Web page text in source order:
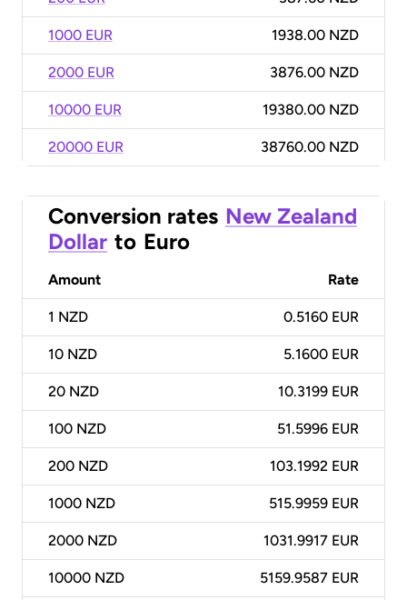
1000 EUR 1938.00 NZD
2000 EUR 3876.00 NZD
10000 EUR 19380.00 NZD
20000 EUR 38760.00 NZD
Conversion rates New Zealand
Dollar to Euro
Amount Rate
1 NZD 0.5160 EUR
10 NZD 5.1600 EUR
20 NZD 10.3199 EUR
100 NZD 51.5996 EUR
200 NZD 103.1992 EUR
1000 NZD 515.9959 EUR
2000 NZD 1031.9917 EUR
10000 NZD 5159.9587 EUR